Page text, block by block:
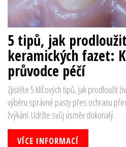
5 tipů, jak
keramických fazet:
průvodce péčí
Zjistěte 5 klíčových tipů, jak prodloužit
výběru správné pasty přes ochranu
žvýkání. Udržte svůj úsměv dokonalý.
VÍCE INFORMACÍ